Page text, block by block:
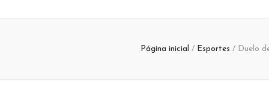
Página inicial / Esportes / Duelo